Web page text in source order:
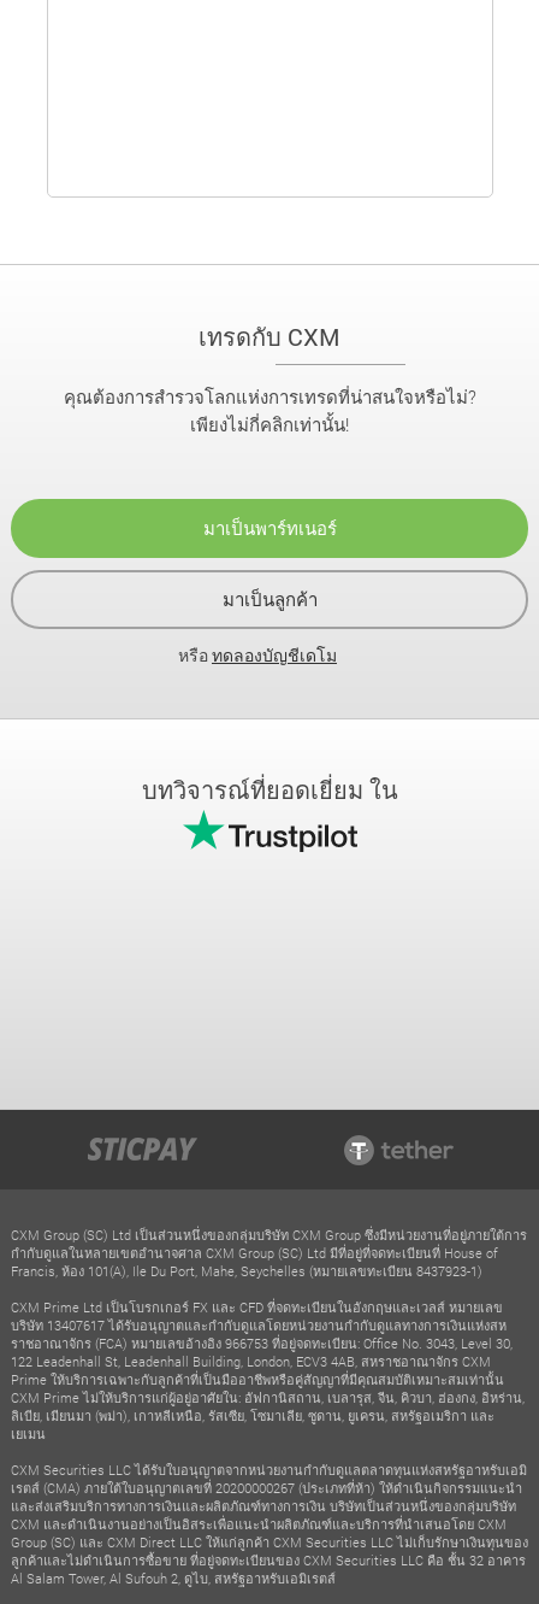
เทรดกับ CXM
คุณต้องการสำรวจโลกแห่งการเทรดที่น่าสนใจหรือไม่?
เพียงไม่กี่คลิกเท่านั้น!
มาเป็นพาร์ทเนอร์
มาเป็นลูกค้า
หรือทดลองบัญชีเดโม
บทวิจารณ์ที่ยอดเยี่ยม ใน
CXM Group (SC) Ltd เป็นส่วนหนึ่งของกลุ่มบริษัท CXM Group ซึ่งมีหน่วยงานที่อยู่ภายใต้การ
กำกับดูแลในหลายเขตอำนาจศาล CXM Group (SC) Ltd มีที่อยู่ที่จดทะเบียนที่ House of
Francis, ห้อง 101(A), Ile Du Port, Mahe, Seychelles (หมายเลขทะเบียน 8437923-1)
CXM Prime Ltd เป็นโบรกเกอร์ FX และ CFD ที่จดทะเบียนในอังกฤษและเวลส์ หมายเลข
บริษัท 13407617 ได้รับอนุญาตและกำกับดูแลโดยหน่วยงานกำกับดูแลทางการเงินแห่งสห
ราชอาณาจักร (FCA) หมายเลขอ้างอิง 966753 ที่อยู่จดทะเบียน: Office No. 3043, Level 30,
122 Leadenhall St, Leadenhall Building, London, ECV3 4AB, สหราชอาณาจักร CXM
Prime ให้บริการเฉพาะกับลูกค้าที่เป็นมืออาชีพหรือคู่สัญญาที่มีคุณสมบัติเหมาะสมเท่านั้น
CXM Prime ไม่ให้บริการแก่ผู้อยู่อาศัยใน: อัฟกานิสถาน, เบลารุส, จีน, คิวบา, ฮ่องกง, อิหร่าน,
ลิเบีย, เมียนมา (พม่า), เกาหลีเหนือ, รัสเซีย, โซมาเลีย, ซูดาน, ยูเครน, สหรัฐอเมริกา และ
เยเมน
CXM Securities LLC ได้รับใบอนุญาตจากหน่วยงานกำกับดูแลตลาดทุนแห่งสหรัฐอาหรับเอมิ
เรตส์ (CMA) ภายใต้ใบอนุญาตเลขที่ 20200000267 (ประเภทที่ห้า) ให้ดำเนินกิจกรรมแนะนำ
และส่งเสริมบริการทางการเงินและผลิตภัณฑ์ทางการเงิน บริษัทเป็นส่วนหนึ่งของกลุ่มบริษัท
CXM และดำเนินงานอย่างเป็นอิสระเพื่อแนะนำผลิตภัณฑ์และบริการที่นำเสนอโดย CXM
Group (SC) และ CXM Direct LLC ให้แก่ลูกค้า CXM Securities LLC ไม่เก็บรักษาเงินทุนของ
ลูกค้าและไม่ดำเนินการซื้อขาย ที่อยู่จดทะเบียนของ CXM Securities LLC คือ ชั้น 32 อาคาร
Al Salam Tower, Al Sufouh 2, ดูไบ, สหรัฐอาหรับเอมิเรตส์